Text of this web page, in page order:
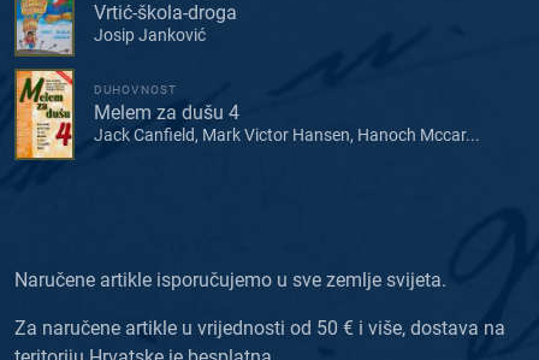
Vrtić-škola-droga
Josip Janković
DUHOVNOST
Melem za dušu 4
Jack Canfield, Mark Victor Hansen, Hanoch Mccar...
Naručene artikle isporučujemo u sve zemlje svijeta.
Za naručene artikle u vrijednosti od 50 € i više, dostava na